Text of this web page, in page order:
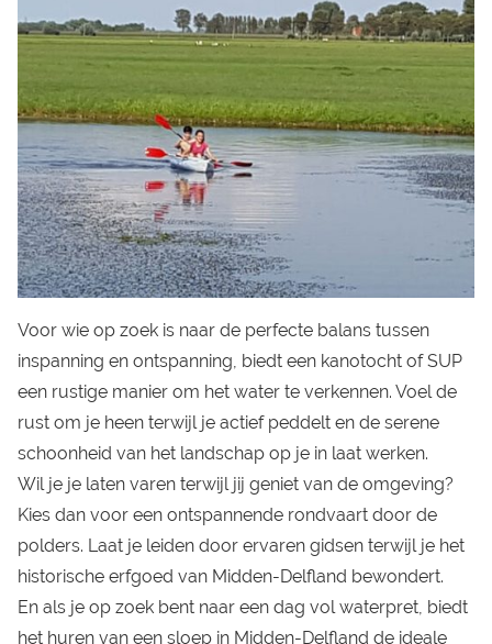
Voor wie op zoek is naar de perfecte balans tussen
inspanning en ontspanning, biedt een kanotocht of SUP
een rustige manier om het water te verkennen. Voel de
rust om je heen terwijl je actief peddelt en de serene
schoonheid van het landschap op je in laat werken.
Wil je je laten varen terwijl jij geniet van de omgeving?
Kies dan voor een ontspannende rondvaart door de
polders. Laat je leiden door ervaren gidsen terwijl je het
historische erfgoed van Midden-Delfland bewondert.
En als je op zoek bent naar een dag vol waterpret, biedt
het huren van een sloep in Midden-Delfland de ideale